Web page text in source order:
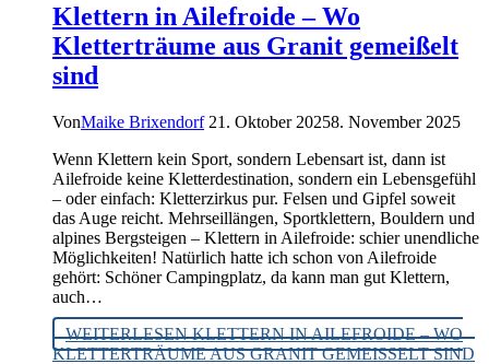
Klettern in Ailefroide – Wo
Kletterträume aus Granit gemeißelt
sind
VonMaike Brixendorf 21. Oktober 20258. November 2025
Wenn Klettern kein Sport, sondern Lebensart ist, dann ist
Ailefroide keine Kletterdestination, sondern ein Lebensgefühl
– oder einfach: Kletterzirkus pur. Felsen und Gipfel soweit
das Auge reicht. Mehrseillängen, Sportklettern, Bouldern und
alpines Bergsteigen – Klettern in Ailefroide: schier unendliche
Möglichkeiten! Natürlich hatte ich schon von Ailefroide
gehört: Schöner Campingplatz, da kann man gut Klettern,
auch…
WEITERLESENKLETTERN IN AILEFROIDE – WO
KLETTERTRÄUME AUS GRANIT GEMEISSELT SIND